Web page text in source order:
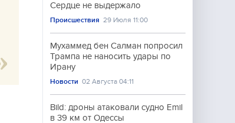
Сердце не выдержало
Происшествия 29 Июля 11:00
Мухаммед бен Салман попросил
Трампа не наносить удары по
Ирану
Новости 02 Августа 04:11
Bild: дроны атаковали судно Emil
в 39 км от Одессы